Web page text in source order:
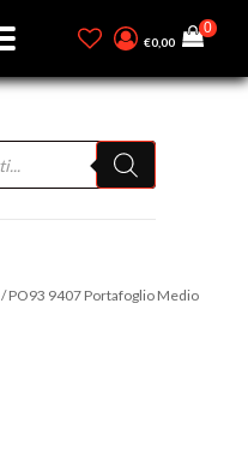
€0,00
/ PO93 9407 Portafoglio Medio